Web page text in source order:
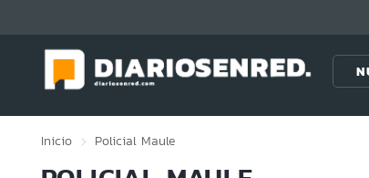
Inicio Policial Maule